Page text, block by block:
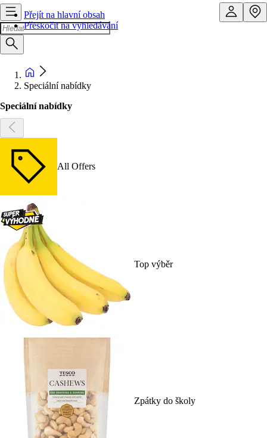
Přejít na hlavní obsah
Přeskočit na vyhledávání
Speciální nabídky
Speciální nabídky
All Offers
Top výběr
Zpátky do školy